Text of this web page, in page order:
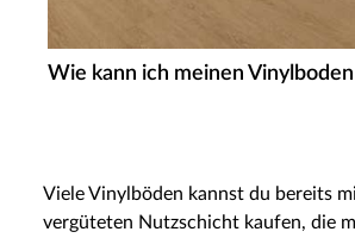
Wie kann ich meinen
Viele Vinylböden kannst du bereits
vergüteten Nutzschicht kaufen, die